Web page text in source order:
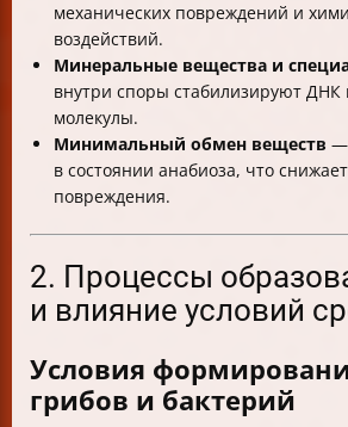
механических повреждений и
воздействий.
Минеральные вещества и
внутри споры стабилизируют ДНК
молекулы.
Минимальный обмен веществ —
в состоянии анабиоза, что
повреждения.
2. Процессы
и влияние условий
Условия
грибов и бактерий